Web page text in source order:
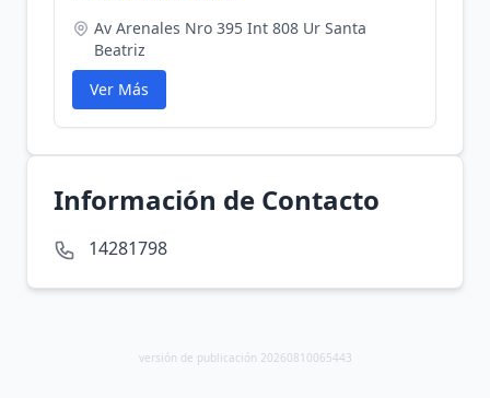
Av Arenales Nro 395 Int 808 Ur Santa
Beatriz
Ver Más
Información de Contacto
14281798
versión de publicación 20260810065443